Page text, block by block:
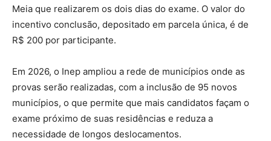
Meia que realizarem os dois dias do exame. O valor do
incentivo conclusão, depositado em parcela única, é de
R$ 200 por participante.
Em 2026, o Inep ampliou a rede de municípios onde as
provas serão realizadas, com a inclusão de 95 novos
municípios, o que permite que mais candidatos façam o
exame próximo de suas residências e reduza a
necessidade de longos deslocamentos.